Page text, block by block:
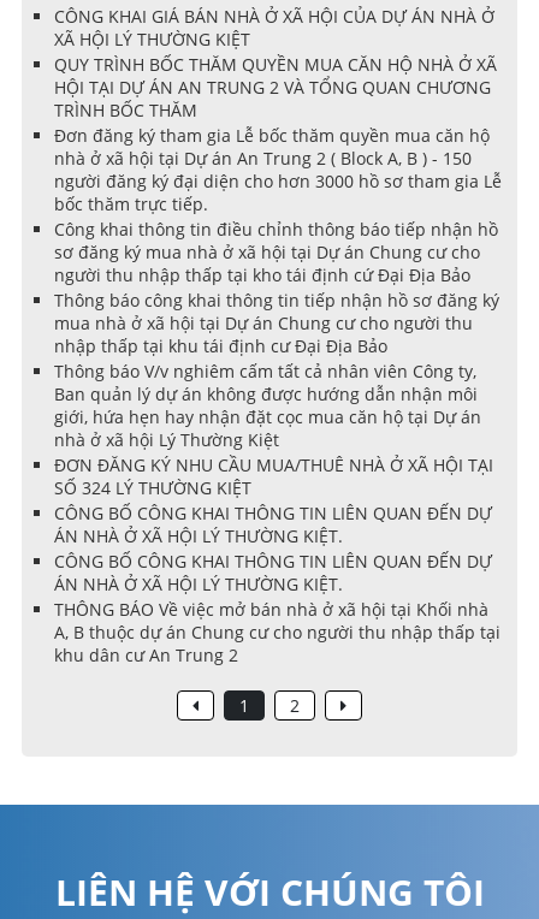
CÔNG KHAI GIÁ BÁN NHÀ Ở XÃ HỘI CỦA DỰ ÁN NHÀ Ở
XÃ HỘI LÝ THƯỜNG KIỆT
QUY TRÌNH BỐC THĂM QUYỀN MUA CĂN HỘ NHÀ Ở XÃ
HỘI TẠI DỰ ÁN AN TRUNG 2 VÀ TỔNG QUAN CHƯƠNG
TRÌNH BỐC THĂM
Đơn đăng ký tham gia Lễ bốc thăm quyền mua căn hộ
nhà ở xã hội tại Dự án An Trung 2 ( Block A, B ) - 150
người đăng ký đại diện cho hơn 3000 hồ sơ tham gia Lễ
bốc thăm trực tiếp.
Công khai thông tin điều chỉnh thông báo tiếp nhận hồ
sơ đăng ký mua nhà ở xã hội tại Dự án Chung cư cho
người thu nhập thấp tại kho tái định cứ Đại Địa Bảo
Thông báo công khai thông tin tiếp nhận hồ sơ đăng ký
mua nhà ở xã hội tại Dự án Chung cư cho người thu
nhập thấp tại khu tái định cư Đại Địa Bảo
Thông báo V/v nghiêm cấm tất cả nhân viên Công ty,
Ban quản lý dự án không được hướng dẫn nhận môi
giới, hứa hẹn hay nhận đặt cọc mua căn hộ tại Dự án
nhà ở xã hội Lý Thường Kiệt
ĐƠN ĐĂNG KÝ NHU CẦU MUA/THUÊ NHÀ Ở XÃ HỘI TẠI
SỐ 324 LÝ THƯỜNG KIỆT
CÔNG BỐ CÔNG KHAI THÔNG TIN LIÊN QUAN ĐẾN DỰ
ÁN NHÀ Ở XÃ HỘI LÝ THƯỜNG KIỆT.
CÔNG BỐ CÔNG KHAI THÔNG TIN LIÊN QUAN ĐẾN DỰ
ÁN NHÀ Ở XÃ HỘI LÝ THƯỜNG KIỆT.
THÔNG BÁO Về việc mở bán nhà ở xã hội tại Khối nhà
A, B thuộc dự án Chung cư cho người thu nhập thấp tại
khu dân cư An Trung 2
1 2
LIÊN HỆ VỚI CHÚNG TÔI